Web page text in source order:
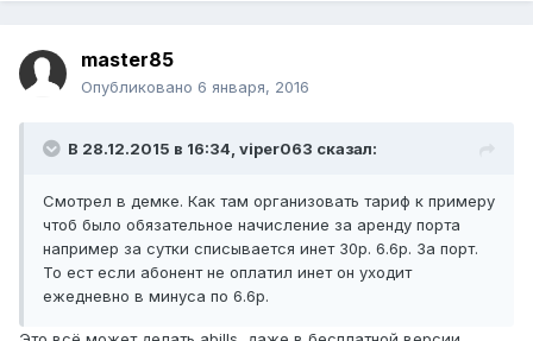
master85
Опубликовано 6 января, 2016
В 28.12.2015 в 16:34, viper063 сказал:
Смотрел в демке. Как там организовать тариф к примеру
чтоб было обязательное начисление за аренду порта
например за сутки списывается инет 30р. 6.6р. За порт.
То ест если абонент не оплатил инет он уходит
ежедневно в минуса по 6.6р.